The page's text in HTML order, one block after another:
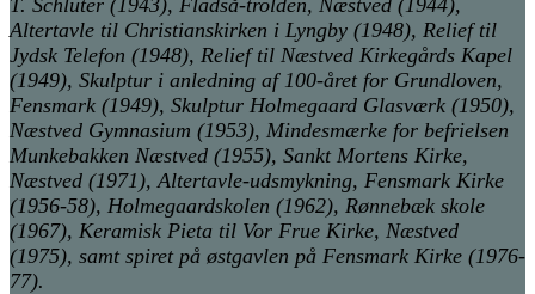
Altertavle til Christianskirken i Lyngby (1948), Relief til
Jydsk Telefon (1948), Relief til Næstved Kirkegårds Kapel
(1949), Skulptur i anledning af 100-året for Grundloven,
Fensmark (1949), Skulptur Holmegaard Glasværk (1950),
Næstved Gymnasium (1953), Mindesmærke for befrielsen
Munkebakken Næstved (1955), Sankt Mortens Kirke,
Næstved (1971), Altertavle-udsmykning, Fensmark Kirke
(1956-58), Holmegaardskolen (1962), Rønnebæk skole
(1967), Keramisk Pieta til Vor Frue Kirke, Næstved
(1975), samt spiret på østgavlen på Fensmark Kirke (1976-
77).